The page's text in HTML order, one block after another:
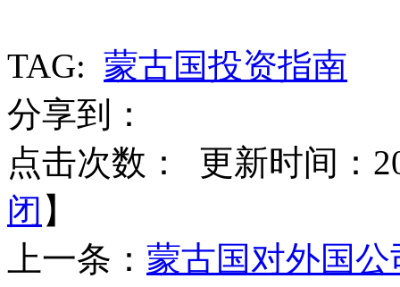
TAG: 蒙古国投资指南
分享到：
点击次数：
更新时间：
闭 】
上一条： 蒙古国对外国